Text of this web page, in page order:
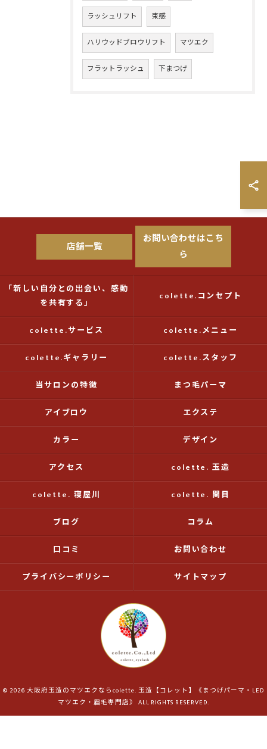
ラッシュリフト 束感
ハリウッドブロウリフト マツエク
フラットラッシュ 下まつげ
店舗一覧
お問い合わせはこち
ら
「新しい自分との出会い、感動
を共有する」
colette.コンセプト
colette.サービス colette.メニュー
colette.ギャラリー colette.スタッフ
当サロンの特徴 まつ毛パーマ
アイブロウ エクステ
カラー デザイン
アクセス colette. 玉造
colette. 寝屋川 colette. 関目
ブログ コラム
口コミ お問い合わせ
プライバシーポリシー サイトマップ
© 2026 大阪府玉造のマツエクならcolette. 玉造【コレット】《まつげパーマ・LED
マツエク・眉毛専門店》 ALL RIGHTS RESERVED.